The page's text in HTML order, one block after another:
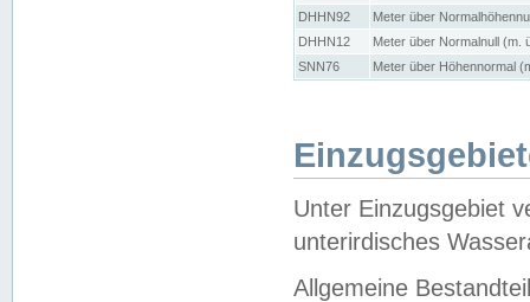
DHHN92
Meter über
DHHN12
Meter über Normalnull (m.
SNN76
Meter über Höhennormal
Unter Einzugsgebiet
unterirdisches
Allgemeine